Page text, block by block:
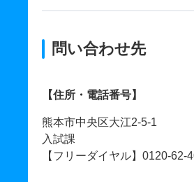
問い合わせ先
【住所・電話番号】
熊本市中央区大江2-5-1
入試課
【フリーダイヤル】0120-62-